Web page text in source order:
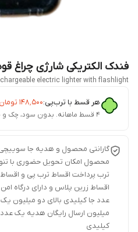
فندک الکتریکی شارژی چراغ
electric lighter with flashlight
هر قسط با ترب‌پی:۱۴۸٬۵۰۰ تومان
۴ قسط ماهانه. بدون سود، چک و ضامن.
گارانتی محصول و هدیه جا سوییچی
ترب پرداخت اقساط ترب پی و
اقساط زرین پلاس و دارای درگاه
عدد جا کیلیدی بالای دو میلیون
میلیون ارسال رایگان هدیه یک
کیلیدی